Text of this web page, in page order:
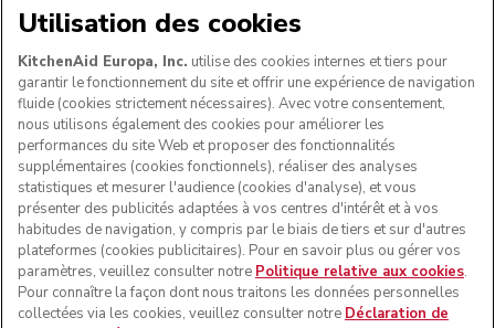
NOUS ACCEPTONS
SUIVEZ-NOUS
Utilisation des cookies
KitchenAid Europa, Inc. utilise des cookies internes et tiers pour
garantir le fonctionnement du site et offrir une expérience de navigation
fluide (cookies strictement nécessaires). Avec votre consentement,
nous utilisons également des cookies pour améliorer les
performances du site Web et proposer des fonctionnalités
supplémentaires (cookies fonctionnels), réaliser des analyses
statistiques et mesurer l'audience (cookies d'analyse), et vous
présenter des publicités adaptées à vos centres d'intérêt et à vos
habitudes de navigation, y compris par le biais de tiers et sur d'autres
plateformes (cookies publicitaires). Pour en savoir plus ou gérer vos
paramètres, veuillez consulter notre Politique relative aux cookies.
Pour connaître la façon dont nous traitons les données personnelles
collectées via les cookies, veuillez consulter notre Déclaration de